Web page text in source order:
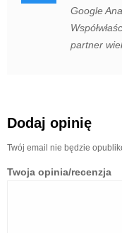
Google
partner
Dodaj opinię
Twój email nie będzie
Twoja opinia/recenzja